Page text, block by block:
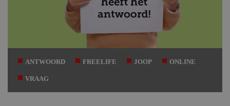
ANTWOORD FREELIFE JOOP ONLINE
VRAAG